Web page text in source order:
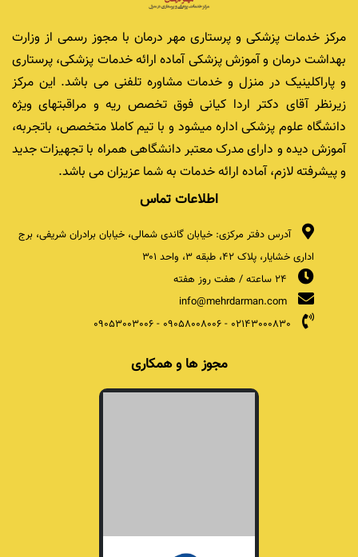
مرکز خدمات پزشکی و پرستاری مهر درمان با مجوز رسمی از وزارت
بهداشت درمان و آموزش پزشکی آماده ارائه خدمات پزشکی، پرستاری
و پاراکلینیک در منزل و خدمات مشاوره تلفنی می باشد. این مرکز
زیرنظر آقای دکتر اردا کیانی فوق تخصص ریه و مراقبتهای ویژه
دانشگاه علوم پزشکی اداره میشود و با تیم کاملا متخصص، باتجربه،
آموزش دیده و دارای مدرک معتبر دانشگاهی همراه با تجهیزات جدید
و پیشرفته لازم، آماده ارائه خدمات به شما عزیزان می باشد.
اطلاعات تماس
آدرس دفتر مرکزی: خیابان گاندی شمالی، خیابان برادران شریفی، برج
اداری خشایار، پلاک ۴۲، طبقه ۳، واحد ۳۰۱
info@mehrdarman.com
02143000830
-
09058008006
-
09053003006
مجوز ها و همکاری